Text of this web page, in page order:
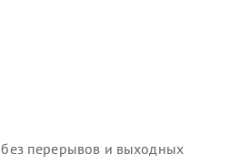
перерывов и выходных